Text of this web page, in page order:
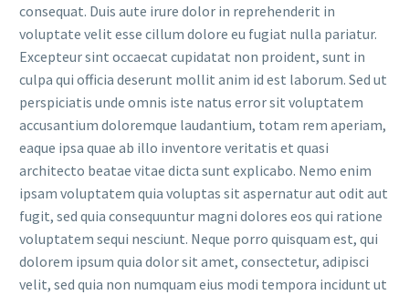
consequat. Duis aute irure dolor in reprehenderit in
voluptate velit esse cillum dolore eu fugiat nulla pariatur.
Excepteur sint occaecat cupidatat non proident, sunt in
culpa qui officia deserunt mollit anim id est laborum. Sed ut
perspiciatis unde omnis iste natus error sit voluptatem
accusantium doloremque laudantium, totam rem aperiam,
eaque ipsa quae ab illo inventore veritatis et quasi
architecto beatae vitae dicta sunt explicabo. Nemo enim
ipsam voluptatem quia voluptas sit aspernatur aut odit aut
fugit, sed quia consequuntur magni dolores eos qui ratione
voluptatem sequi nesciunt. Neque porro quisquam est, qui
dolorem ipsum quia dolor sit amet, consectetur, adipisci
velit, sed quia non numquam eius modi tempora incidunt ut